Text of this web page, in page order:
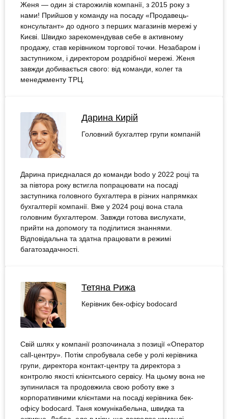
Женя — один зі старожилів компанії, з 2015 року з
нами! Прийшов у команду на посаду «Продавець-
консультант» до одного з перших магазинів мережі у
Києві. Швидко зарекомендував себе в активному
продажу, став керівником торгової точки. Незабаром і
заступником, і директором роздрібної мережі. Женя
завжди добивається свого: від команди, колег та
менеджменту ТРЦ.
Дарина Кирій
Головний бухгалтер групи компаній
Дарина приєдналася до команди bodo у 2022 році та
за півтора року встигла попрацювати на посаді
заступника головного бухгалтера в різних напрямках
бухгалтерії компанії. Вже у 2024 році вона стала
головним бухгалтером. Завжди готова вислухати,
прийти на допомогу та поділитися знаннями.
Відповідальна та здатна працювати в режимі
багатозадачності.
Тетяна Рижа
Керівник бек-офісу bodocard
Свій шлях у компанії розпочинала з позиції «Оператор
call-центру». Потім спробувала себе у ролі керівника
групи, директора контакт-центру та директора з
контролю якості клієнтського сервісу. На цьому вона не
зупинилася та продовжила свою роботу вже з
корпоративними клієнтами на посаді керівника бек-
офісу bodocard. Таня комунікабельна, швидка та